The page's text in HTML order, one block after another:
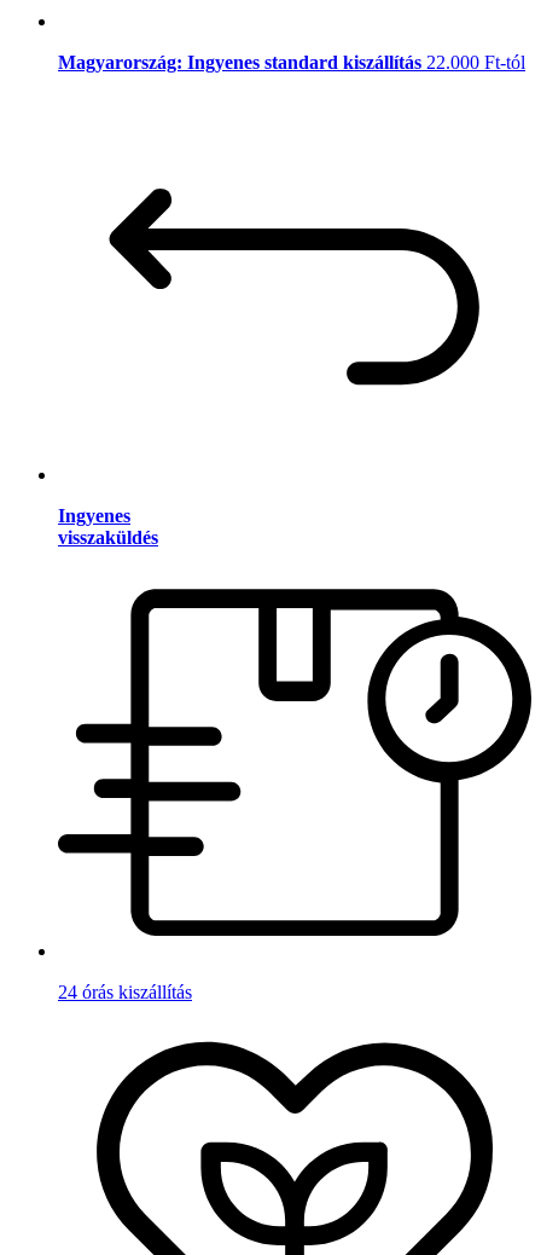
Magyarország: Ingyenes standard kiszállítás 22.000 Ft-tól
Ingyenes
visszaküldés
24 órás kiszállítás